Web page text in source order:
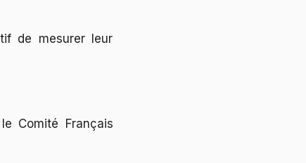
de mesurer leur
Comité Français